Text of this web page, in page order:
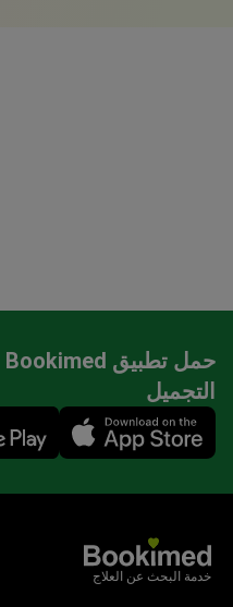
التجميل
خدمة البحث عن العلاج